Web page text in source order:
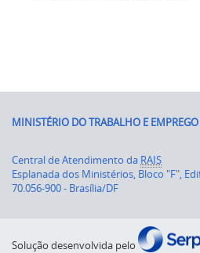
MINISTÉRIO DO TRABALHO E EMPREGO
Central de Atendimento da RAIS
Esplanada dos Ministérios, Bloco "F",
70.056-900 - Brasília/DF
Solução desenvolvida pelo